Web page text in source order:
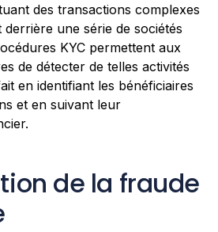
des transactions complexes
derrière une série de sociétés
KYC permettent aux
de détecter de telles activités
en identifiant les bénéficiaires
et en suivant leur
de la fraude